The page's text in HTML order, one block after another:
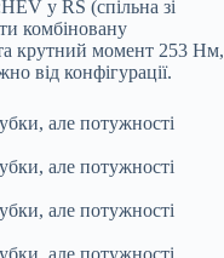
у RS (спільна зі
комбіновану
крутний момент 253 Нм,
від конфігурації.